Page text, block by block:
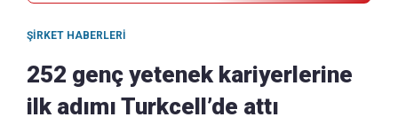
ŞIRKET HABERLERI
252 genç yetenek kariyerlerine
ilk adımı Turkcell’de attı